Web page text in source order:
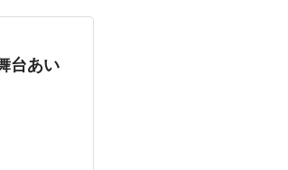
台あい